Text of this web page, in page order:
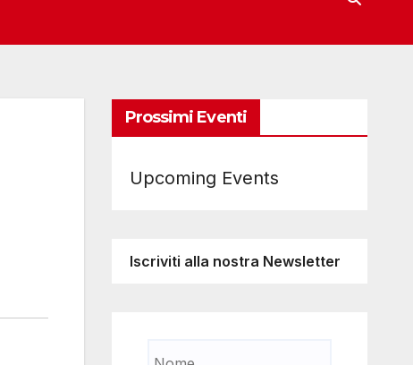
Prossimi Eventi
Upcoming Events
Iscriviti alla nostra Newsletter